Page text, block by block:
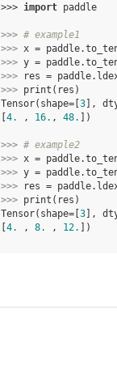
>>> import paddle
>>> # example1
>>> x = paddle.
>>> y = paddle.
>>>
res = paddle.
>>> print ( res )
Tensor(shape=[ 3 ],
4. , 16. , 48. ])
>>> # example2
>>> x = paddle.
>>> y = paddle.
>>>
res = paddle.
>>> print ( res )
Tensor(shape=[ 3 ],
4. , 8. , 12. ])